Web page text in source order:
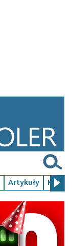
Artykuły Kursy